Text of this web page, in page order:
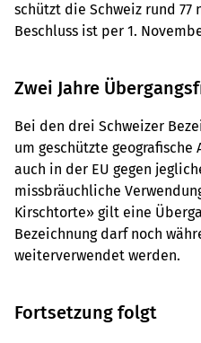
schützt die Schweiz rund 77
Beschluss ist per 1.
Zwei Jahre
Bei den drei Schweizer
um geschützte geografische
auch in der EU gegen
missbräuchliche
Kirschtorte» gilt eine
Bezeichnung darf noch
weiterverwendet werden.
Fortsetzung folgt